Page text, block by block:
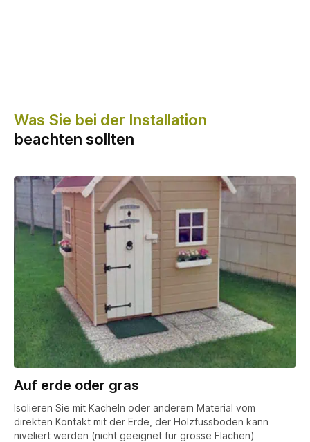
Was Sie bei der Installation
beachten sollten
Auf erde oder gras
Isolieren Sie mit Kacheln oder anderem Material vom
direkten Kontakt mit der Erde, der Holzfussboden kann
niveliert werden (nicht geeignet für grosse Flächen)